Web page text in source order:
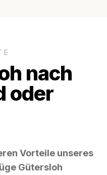
nach
oder
Vorteile unseres
Gütersloh